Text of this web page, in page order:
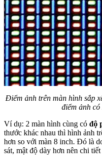
Điểm ảnh trên màn hình sắp
điểm ảnh
Ví dụ: 2 màn hình cùng có độ
thước khác nhau thì hình ảnh
hơn so với màn 8 inch. Đó là
sát, mật độ dày hơn nên chi